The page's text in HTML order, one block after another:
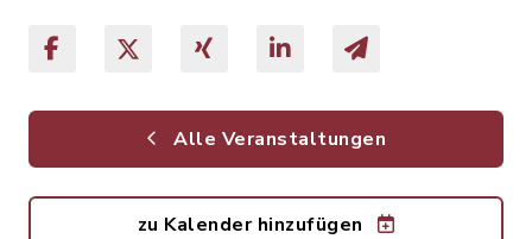
Alle Veranstaltungen
zu Kalender hinzufügen